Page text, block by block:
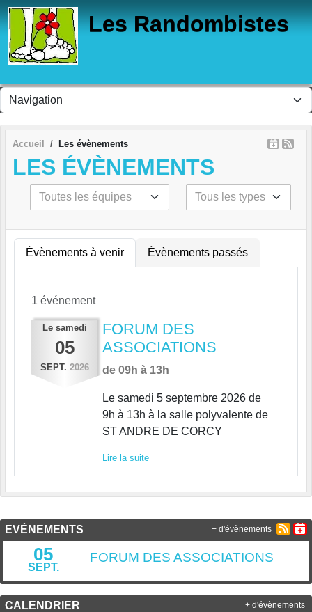
Les Randombistes
Accueil Les évènements
LES ÉVÈNEMENTS
Évènements à venir Évènements passés
1 événement
Le samedi
05
SEPT. 2026
FORUM DES
ASSOCIATIONS
de 09h à 13h
Le samedi 5 septembre 2026 de
9h à 13h à la salle polyvalente de
ST ANDRE DE CORCY
Lire la suite
EVÉNEMENTS
05
SEPT.
FORUM DES ASSOCIATIONS
+ d'évènements
CALENDRIER + d'évènements
Panneau de gestion des cookies